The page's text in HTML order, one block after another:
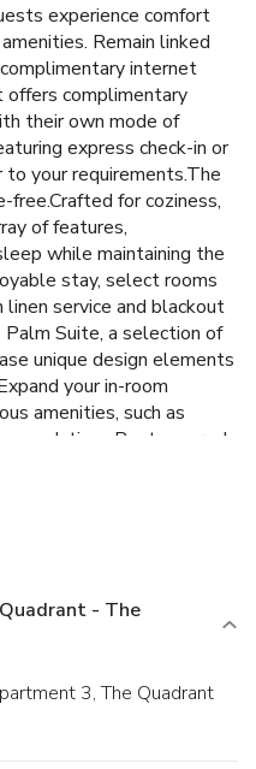
experience comfort
Remain linked
internet
offers complimentary
their own mode of
express check-in or
your requirements.The
for coziness,
of features,
while maintaining the
stay, select rooms
service and blackout
Suite, a selection of
unique design elements
your in-room
amenities, such as
assured
in select guest
Quadrant - The